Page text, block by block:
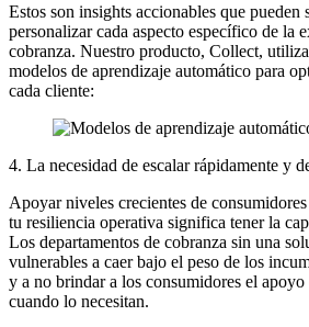
Estos son insights accionables que pueden
personalizar cada aspecto específico de la
cobranza. Nuestro producto, Collect,
modelos de aprendizaje automático para
cada cliente:
4. La necesidad de escalar rápidamente y
Apoyar niveles crecientes de
tu resiliencia operativa significa tener la
Los departamentos de cobranza sin una
vulnerables a caer bajo el peso de los
y a no brindar a los consumidores el apoyo
cuando lo necesitan.